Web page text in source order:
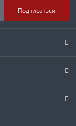
Подписаться